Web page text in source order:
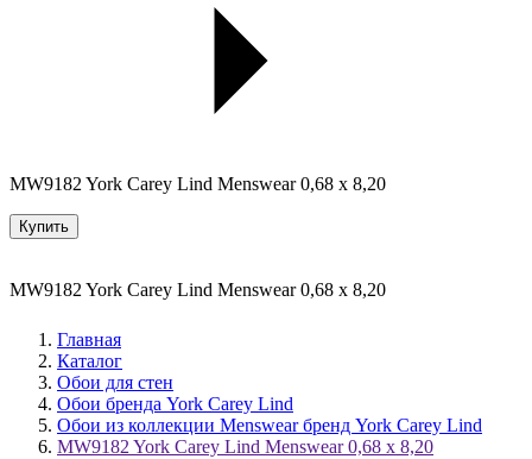
MW9182 York Carey Lind Menswear 0,68 x 8,20
Купить
MW9182 York Carey Lind Menswear 0,68 x 8,20
Главная
Каталог
Обои для стен
Обои бренда York Carey Lind
Обои из коллекции Menswear бренд York Carey Lind
MW9182 York Carey Lind Menswear 0,68 x 8,20